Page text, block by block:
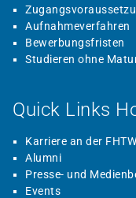
Aufnahmeverfahren
Bewerbungsfristen
Studieren ohne
Quick Links
Karriere an der FHTW
Alumni
Presse- und
Events